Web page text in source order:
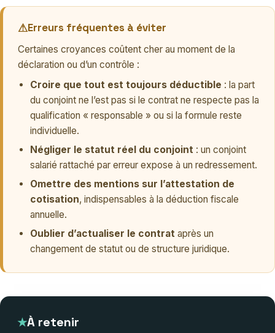
Erreurs fréquentes à éviter
Certaines croyances coûtent cher au moment de la
déclaration ou d’un contrôle :
Croire que tout est toujours déductible : la part
du conjoint ne l’est pas si le contrat ne respecte pas la
qualification « responsable » ou si la formule reste
individuelle.
Négliger le statut réel du conjoint : un conjoint
salarié rattaché par erreur expose à un redressement.
Omettre des mentions sur l’attestation de
cotisation, indispensables à la déduction fiscale
annuelle.
Oublier d’actualiser le contrat après un
changement de statut ou de structure juridique.
À retenir